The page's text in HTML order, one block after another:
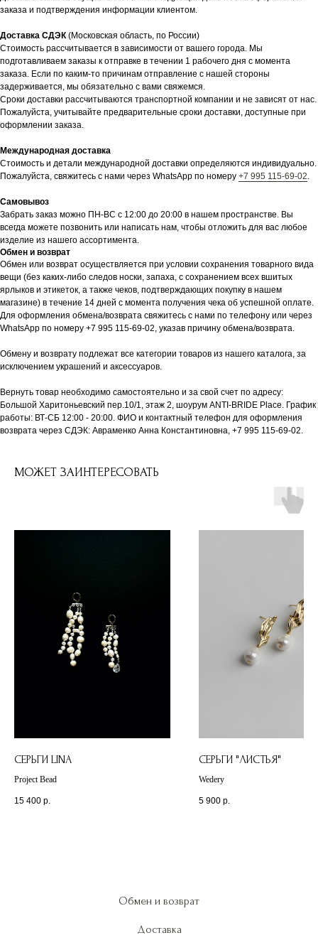
заказа и подтверждения информации клиентом.
Доставка СДЭК(Московская область, по России)
Стоимость рассчитывается в зависимости от вашего города. Мы
подготавливаем заказы к отправке в течении 1 рабочего дня с момента
заказа. Если по каким-то причинам отправление с нашей стороны
задерживается, мы обязательно с вами свяжемся.
Сроки доставки рассчитываются транспортной компании и не зависят от нас.
Пожалуйста, учитывайте предварительные сроки доставки, доступные при
оформлении заказа.
Международная доставка
Стоимость и детали международной доставки определяются индивидуально.
Пожалуйста, свяжитесь с нами через WhatsApp по номеру +7 995 115-69-02.
Самовывоз
Забрать заказ можно ПН-ВС с 12:00 до 20:00 в нашем пространстве. Вы
всегда можете позвонить или написать нам, чтобы отложить для вас любое
изделие из нашего ассортимента.
Обмен и возврат
Обмен или возврат осуществляется при условии сохранения товарного вида
вещи (без каких-либо следов носки, запаха, с сохранением всех вшитых
ярлыков и этикеток, а также чеков, подтверждающих покупку в нашем
магазине) в течение 14 дней с момента получения чека об успешной оплате.
Для оформления обмена/возврата свяжитесь с нами по телефону или через
WhatsApp по номеру +7 995 115-69-02, указав причину обмена/возврата.
Обмену и возврату подлежат все категории товаров из нашего каталога, за
исключением украшений и аксессуаров.
Вернуть товар необходимо самостоятельно и за свой счет по адресу:
Большой Харитоньевский пер.10/1, этаж 2, шоурум ANTI-BRIDE Place. График
работы: ВТ-СБ 12:00 - 20:00. ФИО и контактный телефон для оформления
возврата через СДЭК: Авраменко Анна Константиновна, +7 995 115-69-02.
МОЖЕТ ЗАИНТЕРЕСОВАТЬ
СЕРЬГИ LINA
Project Bead
15 400 р.
СЕРЬГИ "ЛИСТЬЯ"
Wedery
5 900 р.
Обмен и возврат
Доставка